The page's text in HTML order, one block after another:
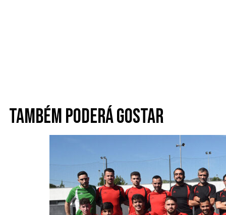
Também poderá gostar